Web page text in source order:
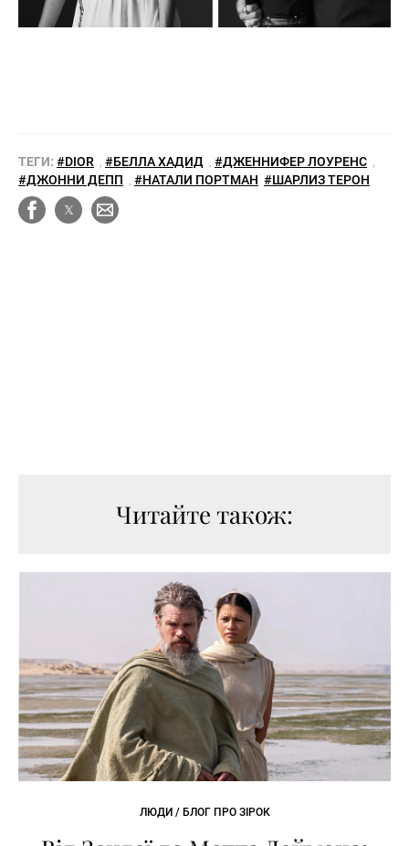
ТЕГИ: #DIOR #БЕЛЛА ХАДИД #ДЖЕННИФЕР ЛОУРЕНС
#ДЖОННИ ДЕПП
#НАТАЛИ ПОРТМАН #ШАРЛИЗ ТЕРОН
Читайте також:
ЛЮДИ / БЛОГ ПРО ЗІРОК